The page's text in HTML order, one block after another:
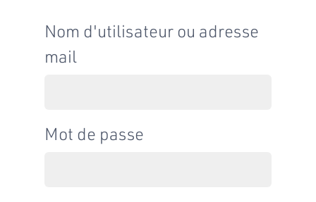
Nom d'utilisateur ou adresse
mail
Mot de passe